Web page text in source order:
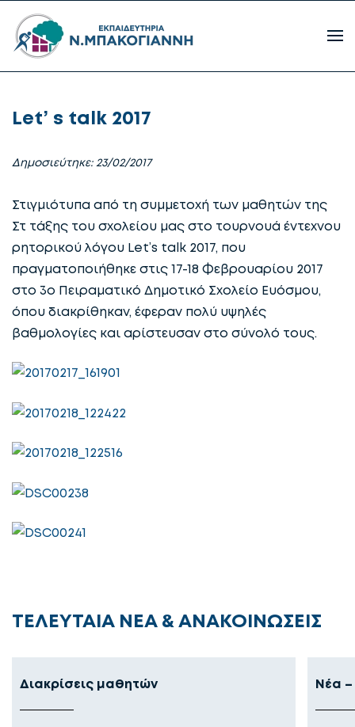
Let’ s talk 2017
Δημοσιεύτηκε: 23/02/2017
Στιγμιότυπα από τη συμμετοχή των μαθητών της
Στ τάξης του σχολείου μας στο τουρνουά έντεχνου
ρητορικού λόγου Let’s talk 2017, που
πραγματοποιήθηκε στις 17-18 Φεβρουαρίου 2017
στο 3ο Πειραματικό Δημοτικό Σχολείο Ευόσμου,
όπου διακρίθηκαν, έφεραν πολύ υψηλές
βαθμολογίες και αρίστευσαν στο σύνολό τους.
ΤΕΛΕΥΤΑΙΑ ΝΕΑ & ΑΝΑΚΟΙΝΩΣΕΙΣ
Διακρίσεις μαθητών Νέα –